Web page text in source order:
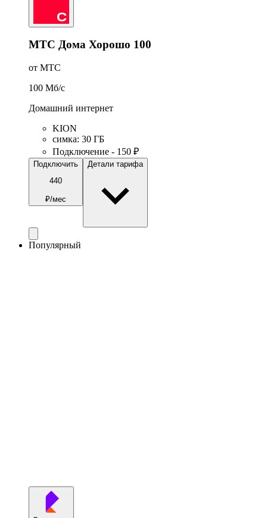
МТС Дома Хорошо 100
от МТС
100 Мб/c
Домашний интернет
KION
симка: 30 ГБ
Подключение - 150 ₽
Подключить
440
₽/мес
Детали тарифа
Популярный